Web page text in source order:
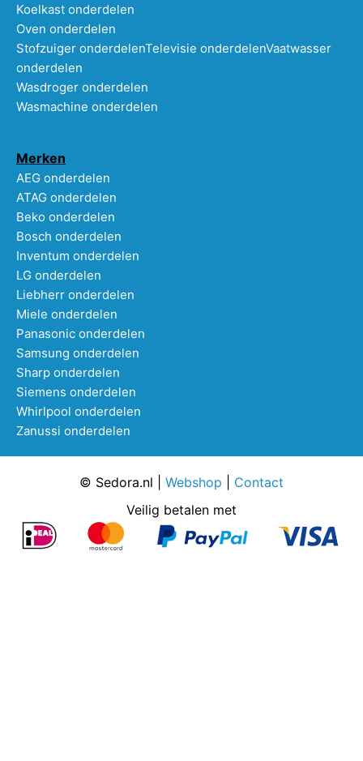
Koelkast onderdelen
Oven onderdelen
Stofzuiger onderdelenTelevisie onderdelenVaatwasser
onderdelen
Wasdroger onderdelen
Wasmachine onderdelen
Merken
AEG onderdelen
ATAG onderdelen
Beko onderdelen
Bosch onderdelen
Inventum onderdelen
LG onderdelen
Liebherr onderdelen
Miele onderdelen
Panasonic onderdelen
Samsung onderdelen
Sharp onderdelen
Siemens onderdelen
Whirlpool onderdelen
Zanussi onderdelen
© Sedora.nl | Webshop
Contact
Veilig betalen met